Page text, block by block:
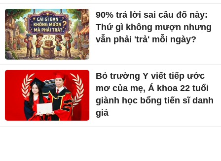
90% trả lời sai câu đố này:
Thứ gì không mượn nhưng
vẫn phải 'trả' mỗi ngày?
Bỏ trường Y viết tiếp ước
mơ của mẹ, Á khoa 22 tuổi
giành học bổng tiến sĩ danh
giá